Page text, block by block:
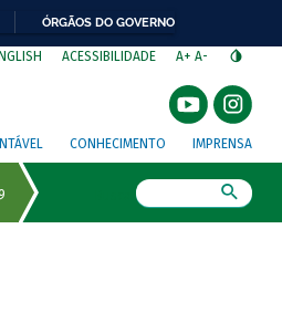
ÓRGÃOS DO GOVERNO
ACESSIBILIDADE A+ A-
CONHECIMENTO IMPRENSA